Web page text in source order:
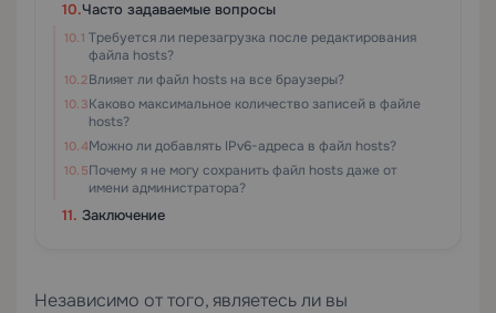
Часто задаваемые вопросы
Требуется ли перезагрузка после редактирования
файла hosts?
Влияет ли файл hosts на все браузеры?
Каково максимальное количество записей в файле
hosts?
Можно ли добавлять IPv6-адреса в файл hosts?
Почему я не могу сохранить файл hosts даже от
имени администратора?
Заключение
Независимо от того, являетесь ли вы